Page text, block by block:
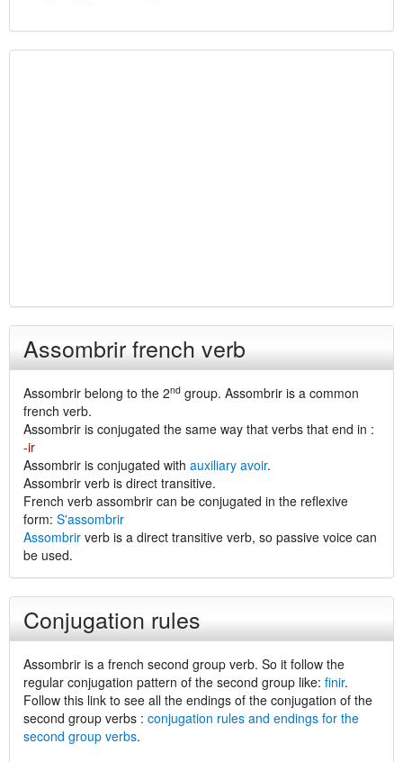
Assombrir french verb
Assombrir belong to the 2nd group. Assombrir is a common
french verb.
Assombrir is conjugated the same way that verbs that end in :
-ir
Assombrir is conjugated with auxiliary avoir.
Assombrir verb is direct transitive.
French verb assombrir can be conjugated in the reflexive
form: S'assombrir
Assombrir verb is a direct transitive verb, so passive voice can
be used.
Conjugation rules
Assombrir is a french second group verb. So it follow the
regular conjugation pattern of the second group like: finir.
Follow this link to see all the endings of the conjugation of the
second group verbs : conjugation rules and endings for the
second group verbs.